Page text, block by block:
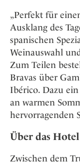
„Perfekt für
Ausklang des
spanischen
Weinauswahl
Zum Teilen
Bravas über
Ibérico. Dazu
an warmen
hervorragenden
Über das
Zwischen dem